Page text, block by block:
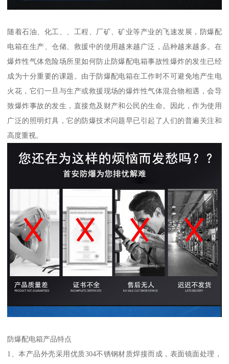
随着石油、化工、、工程、厂矿、矿业等产业的飞速发展，防爆配
电箱在生产、仓储、救援中的使用越来越广泛，品种越来越多。在
爆炸性气体危险场所里如何防止防爆配电箱事故性爆炸的发生已经
成为十分重要的课题。由于防爆配电箱在工作时不可避免地产生电
火花，它们一旦与生产或救援现场的爆炸性气体混合物相遇，会导
致爆炸事故的发生，直接危及财产和公民的生命。因此，作为使用
广泛的照明灯具，它的防爆技术问题早已引起了人们的普遍关注和
高度重视。
防爆配电箱产品特点
1、本产品外壳采用优质304不锈钢材质焊接而成，表面镜面处理，